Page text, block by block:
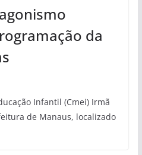
da
Infantil (Cmei) Irmã
de Manaus, localizado